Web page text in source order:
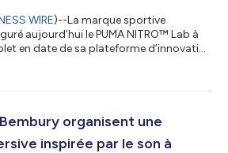
WIRE)--La marque sportive
aujourd’hui le PUMA NITRO™ Lab à
en date de sa plateforme d’innovation
pour la première fois sur une
ont exploré l’avenir de la performance
organisent une
inspirée par le son à